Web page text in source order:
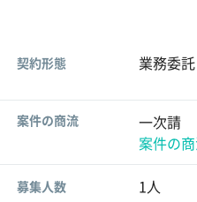
契約形態 業務委託
案件の商流
一次請
案件の
募集人数 1人